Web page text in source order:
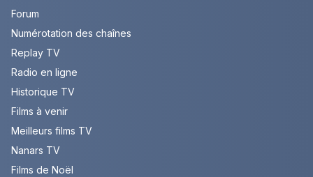
Forum
Numérotation des chaînes
Replay TV
Radio en ligne
Historique TV
Films à venir
Meilleurs films TV
Nanars TV
Films de Noël